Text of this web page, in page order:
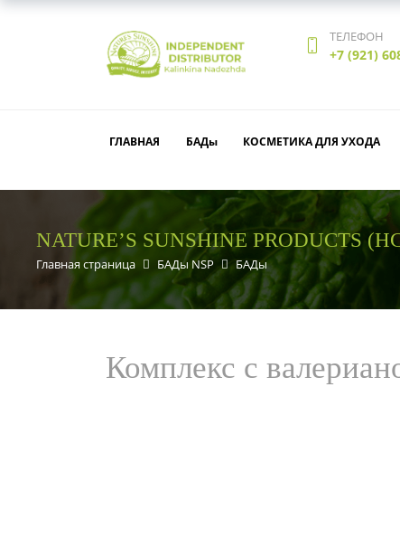
ТЕЛЕФОН
+7 (921)
ГЛАВНАЯ БАДы КОСМЕТИКА ДЛЯ УХОДА
NATURE’S SUNSHINE
Главная страница БАДы NSP БАДы
Комплекс с